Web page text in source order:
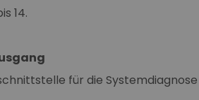
14.
für die Systemdiagnose